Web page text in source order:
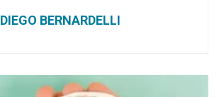
DIEGO BERNARDELLI